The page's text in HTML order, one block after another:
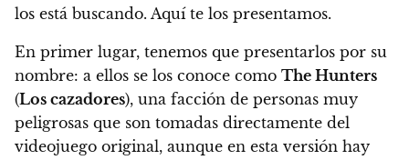
los está buscando. Aquí te los presentamos.
En primer lugar, tenemos que presentarlos por su
nombre: a ellos se los conoce como The Hunters
(Los cazadores), una facción de personas muy
peligrosas que son tomadas directamente del
videojuego original, aunque en esta versión hay